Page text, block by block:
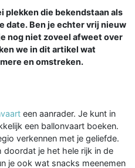
plekken die bekendstaan als
date. Ben je echter vrij nieuw
nog niet zoveel afweet over
we in dit artikel wat
en omstreken.
een aanrader. Je kunt in
een ballonvaart boeken.
verkennen met je geliefde.
doordat je het hele rijk in de
je ook wat snacks meenemen